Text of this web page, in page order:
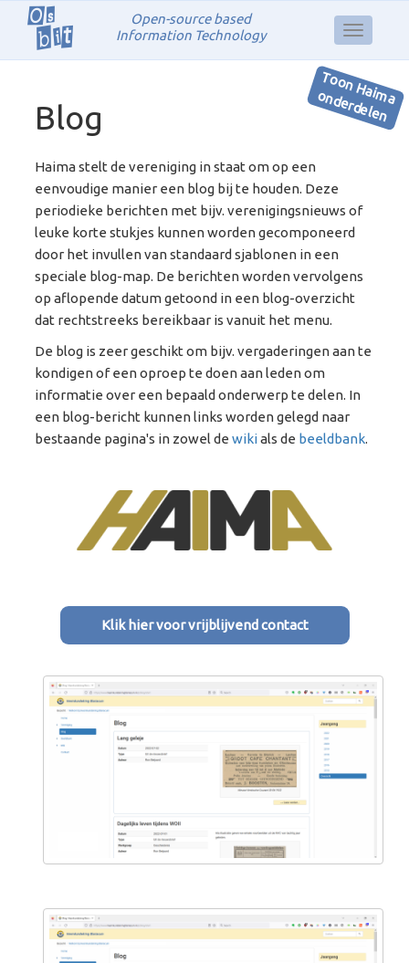
Open-source based
Information Technology
Blog
T
o
o
n
H
a
im
a
o
n
d
e
rd
e
le
n
Haima stelt de vereniging in staat om op een
eenvoudige manier een blog bij te houden. Deze
periodieke berichten met bijv. verenigingsnieuws of
leuke korte stukjes kunnen worden gecomponeerd
door het invullen van standaard sjablonen in een
speciale blog-map. De berichten worden vervolgens
op aflopende datum getoond in een blog-overzicht
dat rechtstreeks bereikbaar is vanuit het menu.
De blog is zeer geschikt om bijv. vergaderingen aan te
kondigen of een oproep te doen aan leden om
informatie over een bepaald onderwerp te delen. In
een blog-bericht kunnen links worden gelegd naar
bestaande pagina's in zowel de wikials de beeldbank.
Klik hier voor vrijblijvend contact